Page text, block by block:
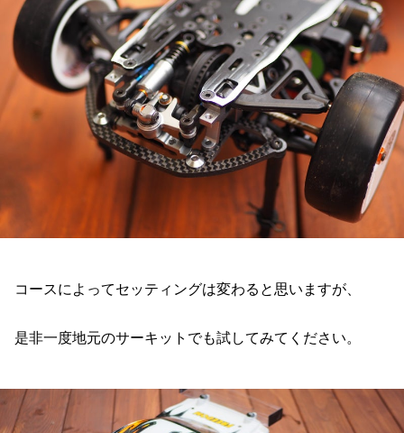
コースによってセッティングは変わると思いますが、
是非一度地元のサーキットでも試してみてください。